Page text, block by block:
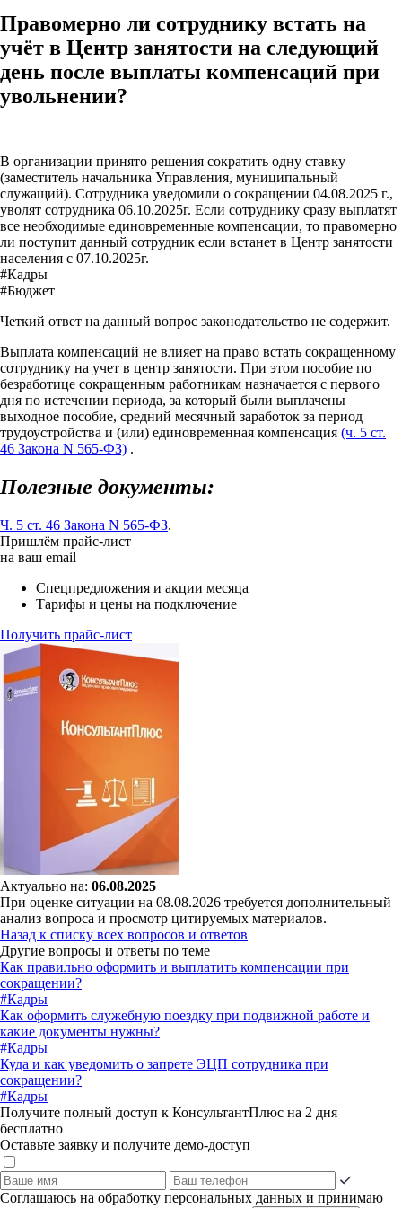
Правомерно ли сотруднику встать на
учёт в Центр занятости на следующий
день после выплаты компенсаций при
увольнении?
В организации принято решения сократить одну ставку
(заместитель начальника Управления, муниципальный
служащий). Сотрудника уведомили о сокращении 04.08.2025 г.,
уволят сотрудника 06.10.2025г. Если сотруднику сразу выплатят
все необходимые единовременные компенсации, то правомерно
ли поступит данный сотрудник если встанет в Центр занятости
населения с 07.10.2025г.
#Кадры
#Бюджет
Четкий ответ на данный вопрос законодательство не содержит.
Выплата компенсаций не влияет на право встать сокращенному
сотруднику на учет в центр занятости. При этом пособие по
безработице сокращенным работникам назначается с первого
дня по истечении периода, за который были выплачены
выходное пособие, средний месячный заработок за период
трудоустройства и (или) единовременная компенсация (ч. 5 ст.
46 Закона N 565-ФЗ) .
Полезные документы:
Ч. 5 ст. 46 Закона N 565-ФЗ.
Пришлём прайс-лист
на ваш email
Спецпредложения и акции месяца
Тарифы и цены на подключение
Получить прайс-лист
Актуально на: 06.08.2025
При оценке ситуации на 08.08.2026 требуется дополнительный
анализ вопроса и просмотр цитируемых материалов.
Назад к списку всех вопросов и ответов
Другие вопросы и ответы по теме
Как правильно оформить и выплатить компенсации при
сокращении?
#Кадры
Как оформить служебную поездку при подвижной работе и
какие документы нужны?
#Кадры
Куда и как уведомить о запрете ЭЦП сотрудника при
сокращении?
#Кадры
Получите полный доступ к КонсультантПлюс на 2 дня
бесплатно
Оставьте заявку и получите демо-доступ
Соглашаюсь на обработку персональных данных и принимаю